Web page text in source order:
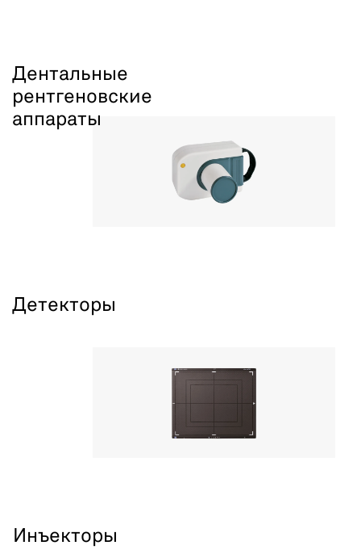
Дентальные
рентгеновские
аппараты
Детекторы
Инъекторы